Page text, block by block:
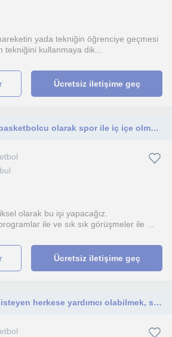
yada tekniğin öğrenciye geçmesi
kullanmaya dik...
Ücretsiz iletişime geç
Ben 15 sene lisanslı basketbolcu olarak spor ile iç içe olmak ya da profesyonel olmak isteyenleri mental ve fiziksel hazırlarım
olarak bu işi yapacağız.
ile ve sık sık görüşmeler ile ...
Ücretsiz iletişime geç
Basketbol öğrenmek isteyen herkese yardımcı olabilmek, sporu ömrünün sonuna kadar keyifli bir hale getirmek